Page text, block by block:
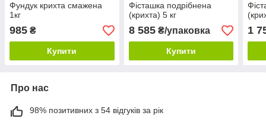
Фундук крихта смажена
1кг
985 ₴
Купити
Фісташка подрібнена
(крихта) 5 кг
8 585₴/упаковка
Купити
1
Про нас
98% позитивних з 54 відгуків за рік